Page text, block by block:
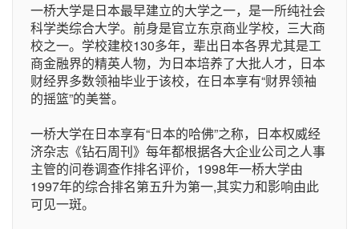
一桥大学是日本最早建立的大学之一，是一所纯社会
科学类综合大学。前身是官立东京商业学校，三大商
校之一。学校建校130多年，辈出日本各界尤其是工
商金融界的精英人物，为日本培养了大批人才，日本
财经界多数领袖毕业于该校，在日本享有“财界领袖
的摇篮”的美誉。
一桥大学在日本享有“日本的哈佛”之称，日本权威经
济杂志《钻石周刊》每年都根据各大企业公司之人事
主管的问卷调查作排名评价，1998年一桥大学由
1997年的综合排名第五升为第一,其实力和影响由此
可见一斑。